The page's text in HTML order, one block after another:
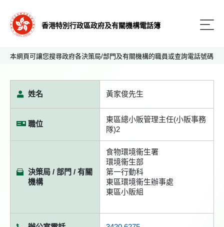
香港特別行政區政府及有關機構電話簿
本網頁可讓您搜尋政府各決策局/部門及有關機構的職員或查詢電話號碼
姓名 黃家俊先生
職位
東區總小販管理主任(小販事務
隊)2
決策局 / 部門 / 有關
機構
食物環境衞生署
環境衞生部
第一行動科
東區環境衞生辦事處
東區小販組